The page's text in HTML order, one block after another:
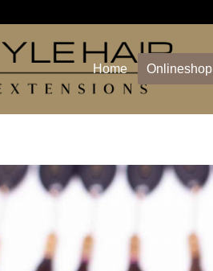
Home Onlineshop